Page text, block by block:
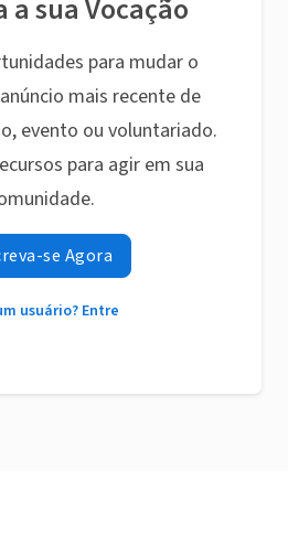
a sua Vocação
para mudar o
mais recente de
evento ou voluntariado.
para agir em sua
se Agora
usuário? Entre